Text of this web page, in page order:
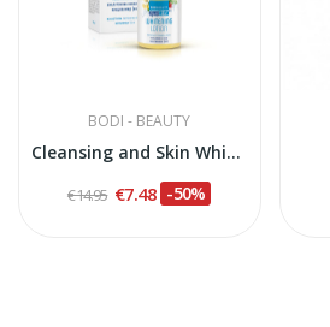
BODI - BEAUTY
Cleansing and Skin Whitening Face Lotion, 100 ml
€14.95 €7.48 -50%